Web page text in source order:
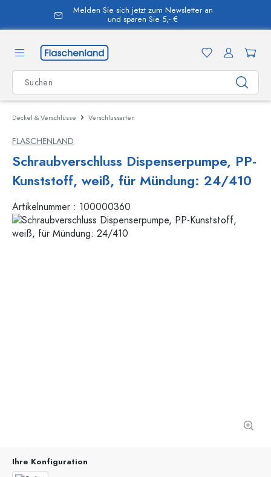
springen
Melden Sie sich jetzt zum Newsletter an
und sparen Sie 5,- €
Deckel & Verschlüsse Verschlussarten
FLASCHENLAND
Schraubverschluss Dispenserpumpe, PP-
Kunststoff, weiß, für Mündung: 24/410
Artikelnummer : 100000360
Ihre Konfiguration